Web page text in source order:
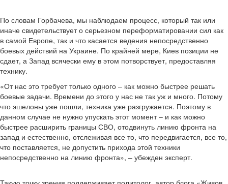
По словам Горбачева, мы наблюдаем процесс, который так или
иначе свидетельствует о серьезном переформатировании сил как
в самой Европе, так и что касается ведения непосредственно
боевых действий на Украине. По крайней мере, Киев позиции не
сдает, а Запад всячески ему в этом потворствует, предоставляя
технику.
«От нас это требует только одного – как можно быстрее решать
боевые задачи. Времени до этого у нас не так уж и много. Потому
что эшелоны уже пошли, техника уже разгружается. Поэтому в
данном случае не нужно упускать этот момент – и как можно
быстрее расширить границы СВО, отодвинуть линию фронта на
запад и естественно, отслеживая все то, что передвигается, все то,
что поставляется, не допустить прихода этой техники
непосредственно на линию фронта», – убежден эксперт.